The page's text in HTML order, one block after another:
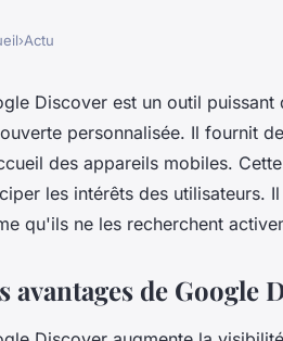
:
stratégie
›Actu
Discover est un outil
personnalisée. Il fournit
des appareils mobiles.
les intérêts des utilisateurs.
qu'ils ne les recherchent
avantages de Google